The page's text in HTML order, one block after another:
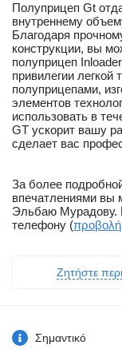
Полуприцеп Gt
внутреннему
Благодаря
конструкции, вы
полуприцеп
привилегии легкой
полуприцепами,
элементов
использовать в
GT ускорит вашу
сделает вас
За более
впечатлениями вы
Эльбаю Мурадову.
телефону (
Ζητήστε
Σημαντικό